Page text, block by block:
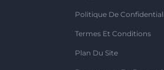
Politique De
Termes Et Conditions
Plan Du Site